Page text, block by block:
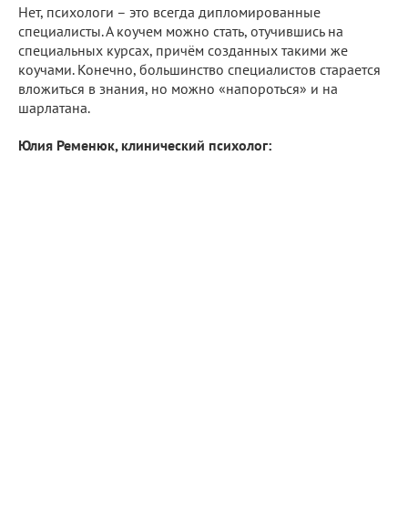
Нет, психологи – это всегда дипломированные
специалисты. А коучем можно стать, отучившись на
специальных курсах, причём созданных такими же
коучами. Конечно, большинство специалистов старается
вложиться в знания, но можно «напороться» и на
шарлатана.
Юлия Ременюк, клинический психолог: